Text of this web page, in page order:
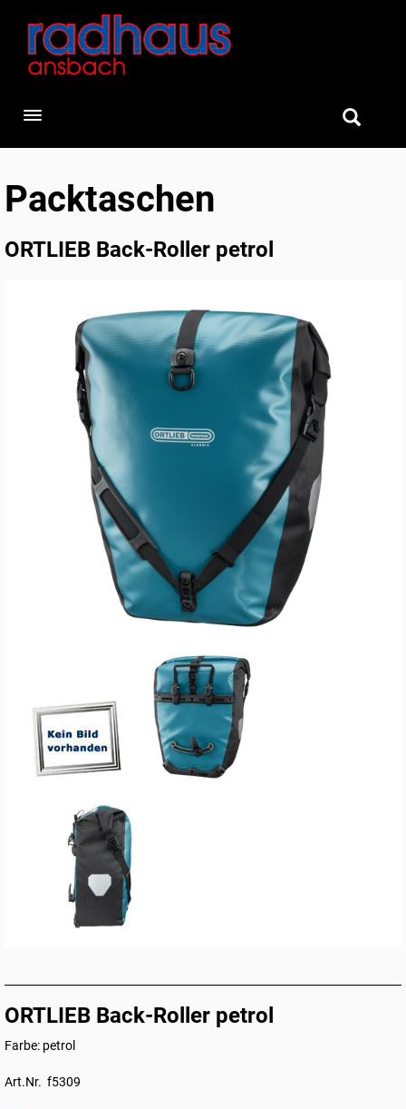
Toggle navigation
Packtaschen
ORTLIEB Back-Roller petrol
ORTLIEB Back-Roller petrol
Farbe: petrol
Art.Nr. f5309